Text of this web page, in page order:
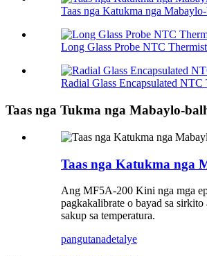
Taas nga Katukma nga
Long Glass Probe NTC
Radial Glass Encapsulated NTC
Taas nga Tukma nga Mabaylo-
Taas nga Katukma nga
Ang MF5A-200 Kini nga mga
pagkakalibrate o bayad sa sirkito
sakup sa temperatura.
pangutanadetalye